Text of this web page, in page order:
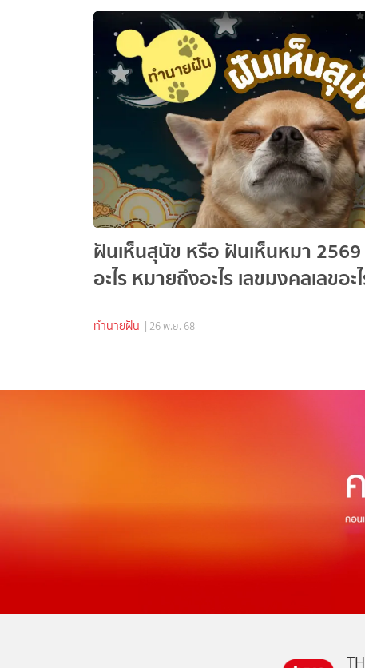
ฝันเห็นสุนัข หรือ ฝันเห็นหมา
อะไร หมายถึงอะไร เลขมงคลเลขอะ
ทำนายฝัน | 26 พ.ย. 68